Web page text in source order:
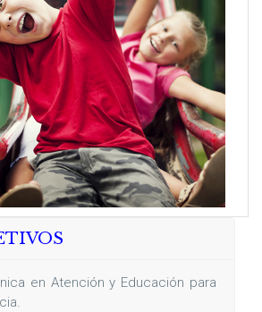
en Atención y Educación para